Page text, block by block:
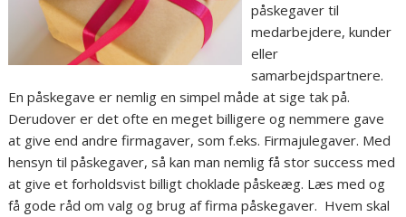
påskegaver til
medarbejdere, kunder
eller
samarbejdspartnere.
En påskegave er nemlig en simpel måde at sige tak på.
Derudover er det ofte en meget billigere og nemmere gave
at give end andre firmagaver, som f.eks. Firmajulegaver. Med
hensyn til påskegaver, så kan man nemlig få stor success med
at give et forholdsvist billigt choklade påskeæg. Læs med og
få gode råd om valg og brug af firma påskegaver. Hvem skal